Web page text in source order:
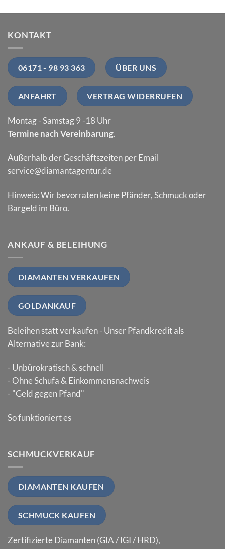
KONTAKT
06171 - 98 93 363 ÜBER UNS
ANFAHRT VERTRAG WIDERRUFEN
Montag - Samstag 9 -18 Uhr
Termine nach Vereinbarung.
Außerhalb der Geschäftszeiten per Email
service@diamantagentur.de
Hinweis: Wir bevorraten keine Pfänder, Schmuck oder
Bargeld im Büro.
ANKAUF & BELEIHUNG
DIAMANTEN VERKAUFEN
GOLDANKAUF
Beleihen statt verkaufen - Unser Pfandkredit als
Alternative zur Bank:
- Unbürokratisch & schnell
- Ohne Schufa & Einkommensnachweis
- "Geld gegen Pfand"
So funktioniert es
SCHMUCKVERKAUF
DIAMANTEN KAUFEN
SCHMUCK KAUFEN
Zertifizierte Diamanten (GIA / IGI / HRD),